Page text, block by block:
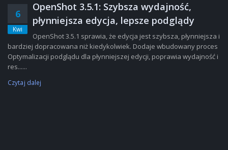
6
Kwi
OpenShot 3.5.1: Szybsza wydajność,
płynniejsza edycja, lepsze podglądy
OpenShot 3.5.1 sprawia, że edycja jest szybsza, płynniejsza i
bardziej dopracowana niż kiedykolwiek. Dodaje wbudowany proces
Optymalizacji podglądu dla płynniejszej edycji, poprawia wydajność i
res......
Czytaj dalej